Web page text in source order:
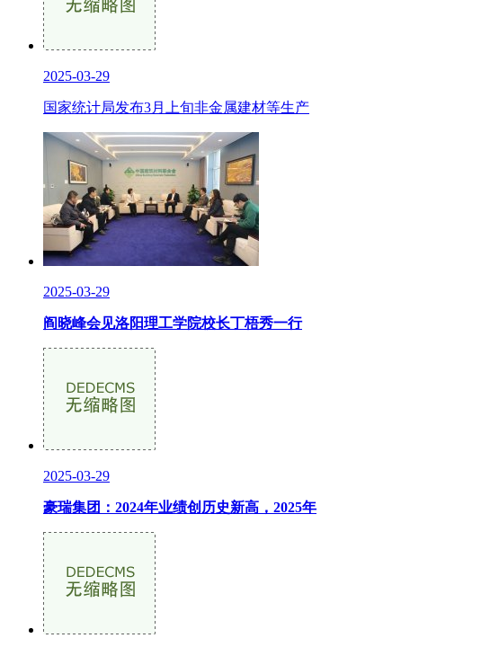
2025-03-29
国家统计局发布3月上旬非金属建材等生产
2025-03-29
阎晓峰会见洛阳理工学院校长丁梧秀一行
2025-03-29
豪瑞集团：2024年业绩创历史新高，2025年